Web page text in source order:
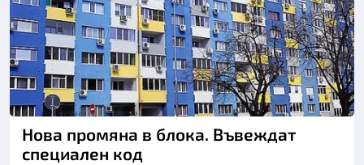
Нова промяна в блока. Въвеждат
специален код